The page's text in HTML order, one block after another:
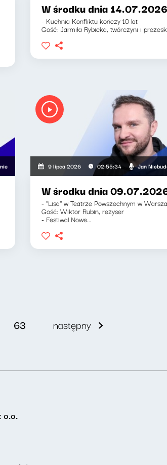
W środku dnia 14.07.2026
- Kuchnia Konfliktu kończy 10 lat
Gość: Jarmiła Rybicka, twórczyni i
Lipka-Barnett, Jan Niebudek
9 lipca 2026 02:55:34 Jan
W środku dnia
- ''Lisa'' w Teatrze Powszechnym w
Gość: Wiktor Rubin, reżyser
- Festiwal Nowe...
63 następny
o.o.